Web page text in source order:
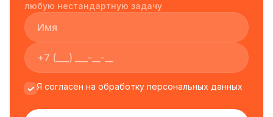
любую нестандартную задачу
Я согласен на обработку персональных данных